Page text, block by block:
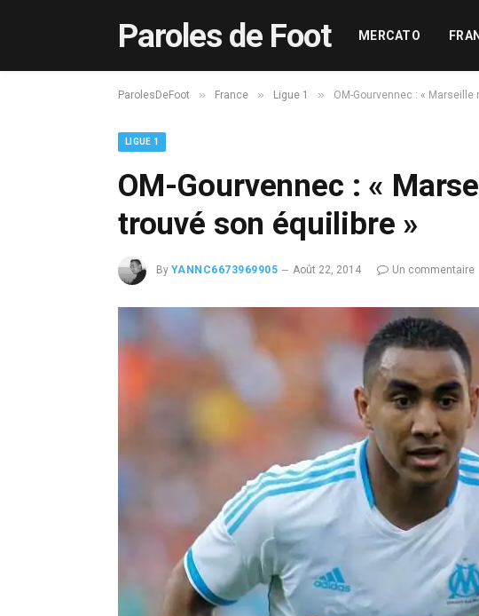
Paroles de Foot MERCATO
ParolesDeFoot » France » Ligue 1 » OM-Gourvennec : « Marseille
LIGUE 1
OM-Gourvennec : «
trouvé son équilibre »
By YANNC6673969905 Août 22, 2014 Un commentaire